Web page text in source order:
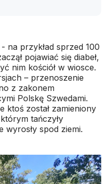
na przykład sprzed 100
pojawiać się diabeł,
nim kościół w wiosce.
– przenoszenie
z zakonem
Polskę Szwedami.
ktoś został zamieniony
tańczyły
wyrosły spod ziemi.